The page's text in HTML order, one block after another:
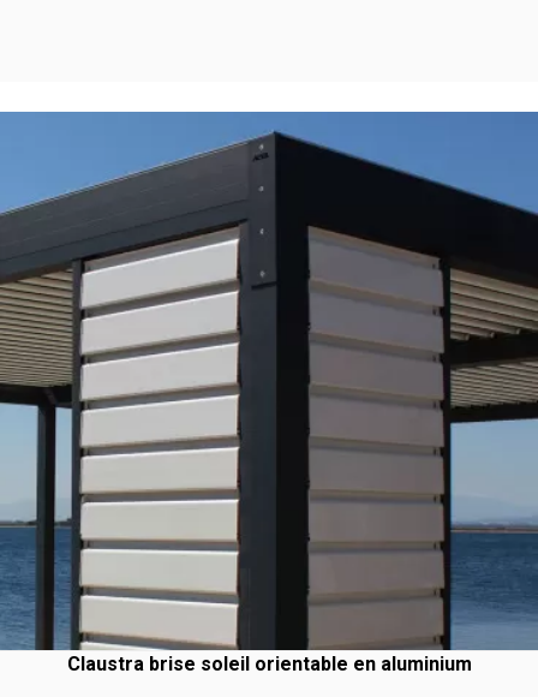
Claustra brise soleil orientable en aluminium